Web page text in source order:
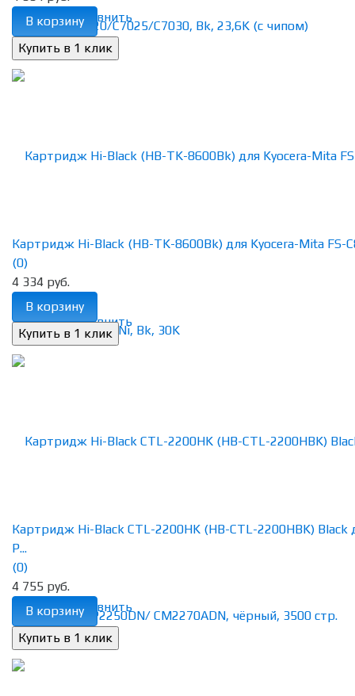
избранное сравнить
В корзину
избранное сравнить
Картридж Hi-Black (HB-TK-8600Bk) для Kyocera-Mita FS-
(0)
4 334 руб.
В корзину
избранное сравнить
Картридж Hi-Black CTL-2200HK (HB-CTL-2200HBK) Black
P...
(0)
4 755 руб.
В корзину